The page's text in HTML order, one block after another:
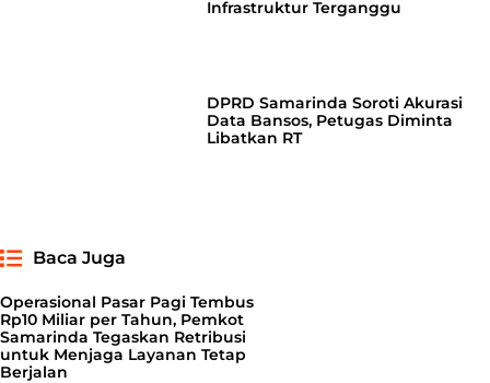
Infrastruktur Terganggu
DPRD Samarinda Soroti Akurasi
Data Bansos, Petugas Diminta
Libatkan RT
Baca Juga
Operasional Pasar Pagi Tembus
Rp10 Miliar per Tahun, Pemkot
Samarinda Tegaskan Retribusi
untuk Menjaga Layanan Tetap
Berjalan